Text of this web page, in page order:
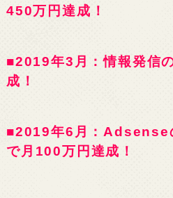
450万円達成！
■2019年3月：情報発信
成！
■2019年6月：Adsense
で月100万円達成！